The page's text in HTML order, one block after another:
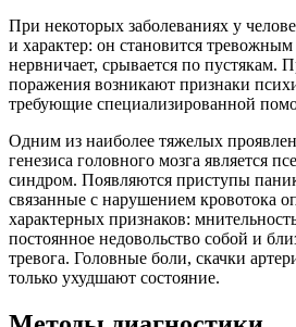
При некоторых заболеваниях у
и характер: он становится
нервничает, срывается по пустякам.
поражения возникают признаки
требующие специализированной
Одним из наиболее тяжелых
генезиса головного мозга является
синдром. Появляются приступы
связанные с нарушением кровотока
характерных признаков:
постоянное недовольство собой и
тревога. Головные боли, скачки
только ухудшают состояние.